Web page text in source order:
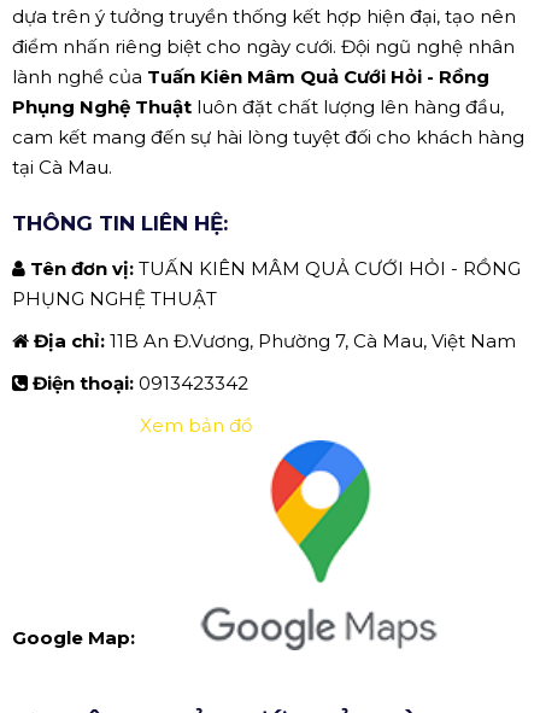
dựa trên ý tưởng truyền thống kết hợp hiện đại, tạo nên
điểm nhấn riêng biệt cho ngày cưới. Đội ngũ nghệ nhân
lành nghề của Tuấn Kiên Mâm Quả Cưới Hỏi - Rồng
Phụng Nghệ Thuật luôn đặt chất lượng lên hàng đầu,
cam kết mang đến sự hài lòng tuyệt đối cho khách hàng
tại Cà Mau.
THÔNG TIN LIÊN HỆ:
Tên đơn vị: TUẤN KIÊN MÂM QUẢ CƯỚI HỎI - RỒNG
PHỤNG NGHỆ THUẬT
Địa chỉ: 11B An Đ.Vương, Phường 7, Cà Mau, Việt Nam
Điện thoại: 0913423342
Google Map:
Xem bản đồ